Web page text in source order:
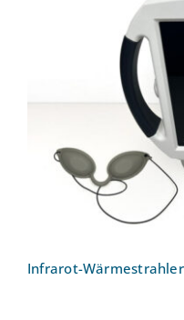
Infrarot-
Infrarot-